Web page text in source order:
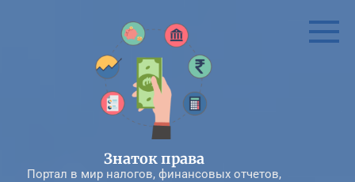
Знаток права
Портал в мир налогов, финансовых отчетов,